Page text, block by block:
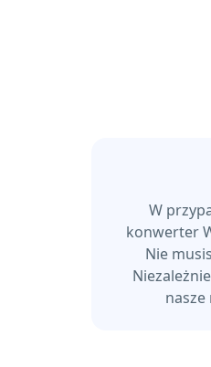
W
konwerter
Nie